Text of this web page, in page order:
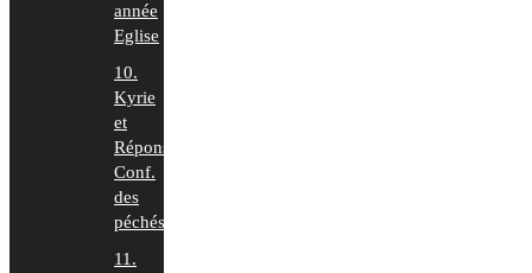
année
Eglise
10.
Kyrie
et
Répons
Conf.
des
péchés
11.